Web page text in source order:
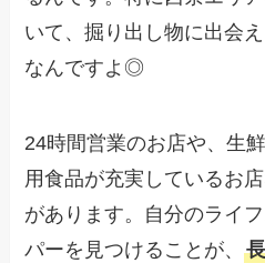
いて、掘り出し物に出会
なんですよ◎
24時間営業のお店や、生
用食品が充実しているお
があります。自分のライ
パーを見つけることが、